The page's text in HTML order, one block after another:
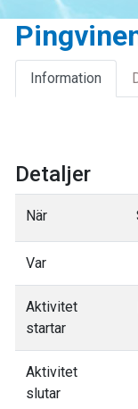
Information
Detaljer
När
Var
Aktivitet
startar
Aktivitet
slutar